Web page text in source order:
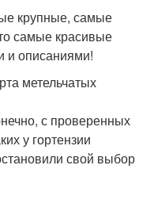
крупные, самые
самые красивые
и описаниями!
метельчатых
с проверенных
у гортензии
свой выбор